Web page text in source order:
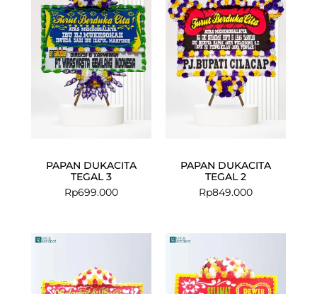
PAPAN DUKACITA
TEGAL 3
Rp699.000
PAPAN DUKACITA
TEGAL 2
Rp849.000